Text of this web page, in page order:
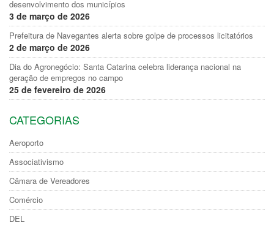
desenvolvimento dos municípios
3 de março de 2026
Prefeitura de Navegantes alerta sobre golpe de processos licitatórios
2 de março de 2026
Dia do Agronegócio: Santa Catarina celebra liderança nacional na
geração de empregos no campo
25 de fevereiro de 2026
CATEGORIAS
Aeroporto
Associativismo
Câmara de Vereadores
Comércio
DEL